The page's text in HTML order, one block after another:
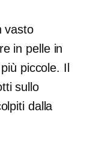
vasto
in pelle in
piccole. Il
sullo
dalla